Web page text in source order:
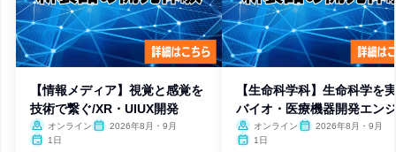
【情報メディア】視覚と感覚を
技術で繋ぐ/XR・UIUX開発
オンライン
2026年8月・9月
1日
【生命科学科】生命科学を
バイオ・医療機器開発エンジ
オンライン
2026年8月・9月
1日